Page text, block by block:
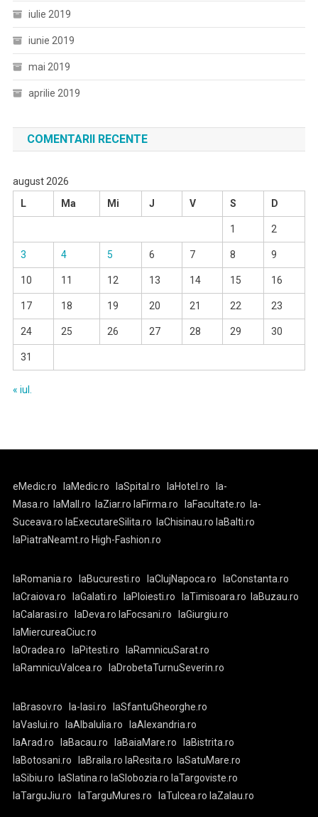
iulie 2019
iunie 2019
mai 2019
aprilie 2019
COMENTARII RECENTE
august 2026
L
Ma Mi J V S D
1 2
3 4 5 6 7 8 9
10 11 12 13 14 15 16
17 18 19 20 21 22 23
24 25 26 27 28 29 30
31
« iul.
eMedic.ro laMedic.ro laSpital.ro laHotel.ro
la-
Masa.ro
laMall.ro laZiar.ro laFirma.ro laFacultate.ro
la-
Suceava.ro laExecutareSilita.ro laChisinau.ro laBalti.ro
laPiatraNeamt.ro High-Fashion.ro
laRomania.ro laBucuresti.ro laClujNapoca.ro
laConstanta.ro
laCraiova.ro
laGalati.ro laPloiesti.ro laTimisoara.ro
laBuzau.ro
laCalarasi.ro
laDeva.ro laFocsani.ro
laGiurgiu.ro
laMiercureaCiuc.ro
laOradea.ro
laPitesti.ro
laRamnicuSarat.ro
laRamnicuValcea.ro
laDrobetaTurnuSeverin.ro
laBrasov.ro la-Iasi.ro
laSfantuGheorghe.ro
laVaslui.ro
laAlbaIulia.ro
laAlexandria.ro
laArad.ro
laBacau.ro laBaiaMare.ro
laBistrita.ro
laBotosani.ro
laBraila.ro laResita.ro
laSatuMare.ro
laSibiu.ro
laSlatina.ro laSlobozia.ro laTargoviste.ro
laTarguJiu.ro
laTarguMures.ro laTulcea.ro laZalau.ro